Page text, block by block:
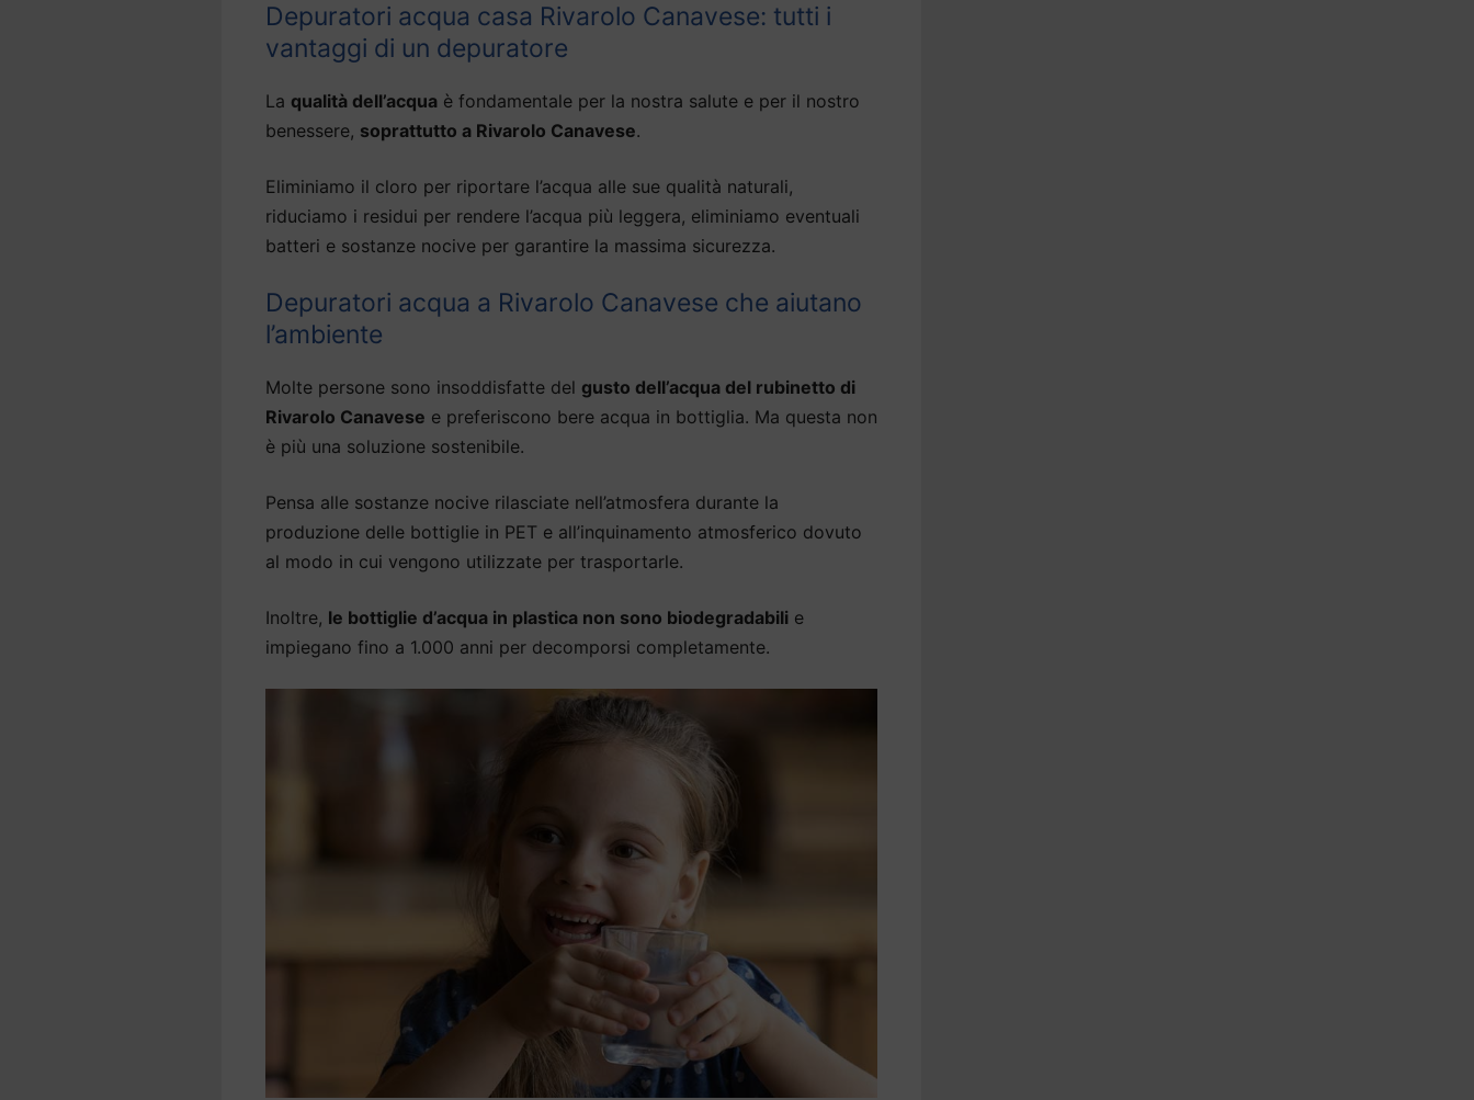
Depuratori acqua casa Rivarolo Canavese: tutti i
vantaggi di un depuratore
La qualità dell’acqua è fondamentale per la nostra salute e per il nostro
benessere, soprattutto a Rivarolo Canavese.
Eliminiamo il cloro per riportare l’acqua alle sue qualità naturali,
riduciamo i residui per rendere l’acqua più leggera, eliminiamo eventuali
batteri e sostanze nocive per garantire la massima sicurezza.
Depuratori acqua a Rivarolo Canavese che aiutano
l’ambiente
Molte persone sono insoddisfatte del gusto dell’acqua del rubinetto di
Rivarolo Canavese e preferiscono bere acqua in bottiglia. Ma questa non
è più una soluzione sostenibile.
Pensa alle sostanze nocive rilasciate nell’atmosfera durante la
produzione delle bottiglie in PET e all’inquinamento atmosferico dovuto
al modo in cui vengono utilizzate per trasportarle.
Inoltre, le bottiglie d’acqua in plastica non sono biodegradabili e
impiegano fino a 1.000 anni per decomporsi completamente.